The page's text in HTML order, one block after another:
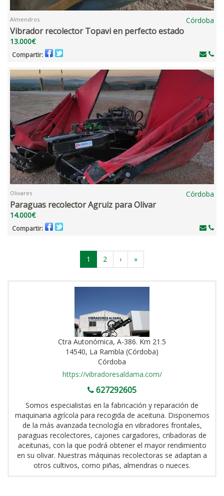
Almendros Córdoba
Vibrador recolector Topavi en perfecto estado
13.000€
Compartir:
Olivares Córdoba
Paraguas recolector Agruiz para Olivar
14.000€
Compartir:
1 2 › »
Ctra Autonómica, A-386. Km 21.5
14540, La Rambla (Córdoba)
Córdoba
https://vibradoresaldama.com/
627292605
Somos especialistas en la fabricación y reparación de
maquinaria agrícola para recogida de aceituna. Disponemos
de la más avanzada tecnología en vibradores frontales,
paraguas recolectores, cajones cargadores, cribadoras de
aceitunas, con la que podrá obtener el mayor rendimiento
en su olivar. Nuestras máquinas recolectoras se adaptan a
otros cultivos, como piñas, almendras o nueces.